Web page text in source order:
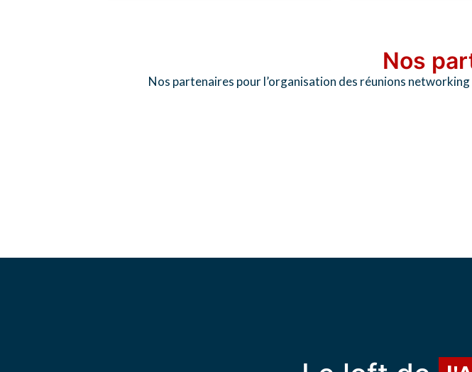
Nos
Nos partenaires pour l’organisation des réunions